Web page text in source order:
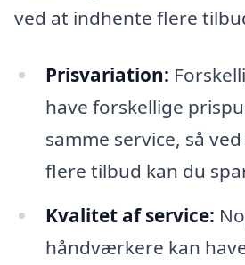
ved at indhente flere
Prisvariation:
have forskellige
samme service, så
flere tilbud kan du
Kvalitet af service:
håndværkere kan